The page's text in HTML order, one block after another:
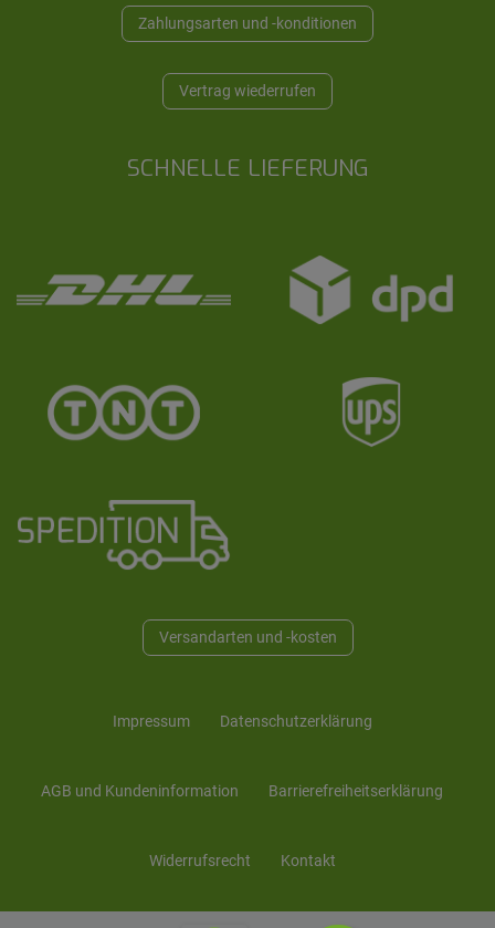
Zahlungsarten und -konditionen
Vertrag wiederrufen
SCHNELLE LIEFERUNG
Versandarten und -kosten
Impressum Daten­schutz­erklärung
AGB und Kunden­information Barrierefreiheitserklärung
Widerrufs­recht Kontakt